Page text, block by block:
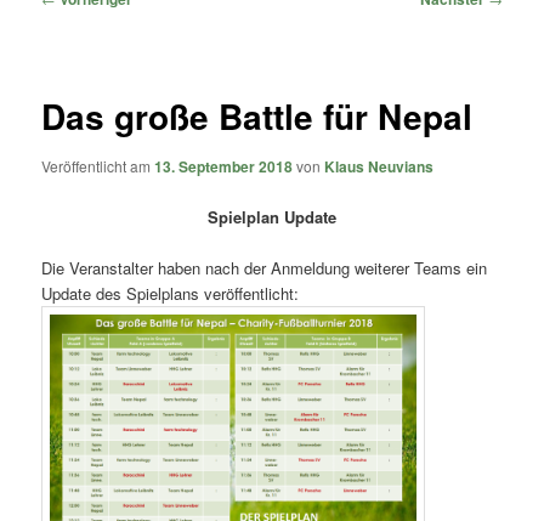
Das große Battle für Nepal
Veröffentlicht am13. September 2018von Klaus Neuvians
Spielplan Update
Die Veranstalter haben nach der Anmeldung weiterer Teams ein
Update des Spielplans veröffentlicht: